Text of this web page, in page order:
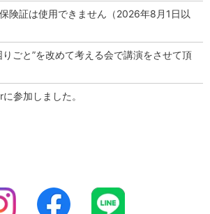
険証は使用できません（2026年8月1日以
りごと”を改めて考える会で講演をさせて頂
参加しました。